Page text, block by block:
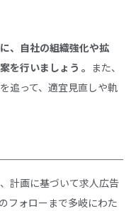
、自社の組織強化や拡
を行いましょう 。 また、
追って、適宜見直しや軌
計画に基づいて求人広告
フォローまで多岐にわた